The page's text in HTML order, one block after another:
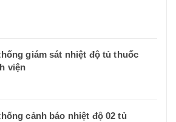
giám sát nhiệt độ tủ thuốc
viện
cảnh báo nhiệt độ 02 tủ